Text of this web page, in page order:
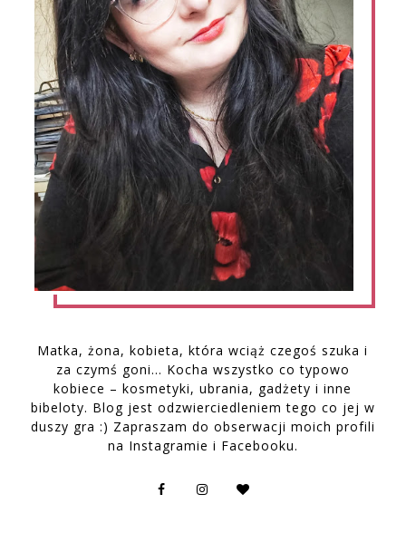
Matka, żona, kobieta, która wciąż czegoś szuka i
za czymś goni… Kocha wszystko co typowo
kobiece – kosmetyki, ubrania, gadżety i inne
bibeloty. Blog jest odzwierciedleniem tego co jej w
duszy gra :) Zapraszam do obserwacji moich profili
na Instagramie i Facebooku.